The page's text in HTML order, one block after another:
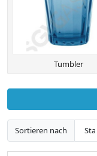
Tumbler
Sortieren nach